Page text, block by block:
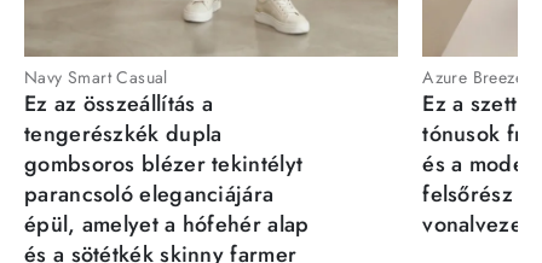
Navy Smart Casual
Ez az összeállítás a
tengerészkék dupla
gombsoros blézer tekintélyt
parancsoló eleganciájára
épül, amelyet a hófehér alap
és a sötétkék skinny farmer
Azure Breeze
Ez a szett
tónusok
és a
felsőrész